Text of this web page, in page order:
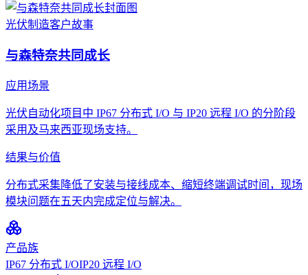
光伏制造客户故事
与森特奈共同成长
应用场景
光伏自动化项目中 IP67 分布式 I/O 与 IP20 远程 I/O 的分阶段
采用及马来西亚现场支持。
结果与价值
分布式采集降低了安装与接线成本、缩短终端调试时间，现场
模块问题在五天内完成定位与解决。
产品族
IP67 分布式 I/OIP20 远程 I/O